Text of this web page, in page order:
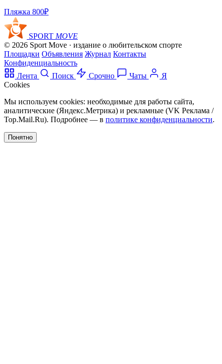
Пляжка 800₽
SPORT MOVE
© 2026 Sport Move · издание о любительском спорте
Площадки Объявления Журнал Контакты
Конфиденциальность
Лента
Поиск Срочно Чаты
Я
Cookies
Мы используем cookies: необходимые для работы сайта,
аналитические (Яндекс.Метрика) и рекламные (VK Реклама /
Top.Mail.Ru). Подробнее — в политике конфиденциальности.
Понятно